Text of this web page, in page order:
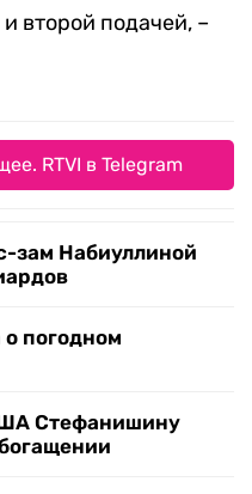
второй подачей, –
RTVI в Telegram
зам Набиуллиной
о погодном
Стефанишину